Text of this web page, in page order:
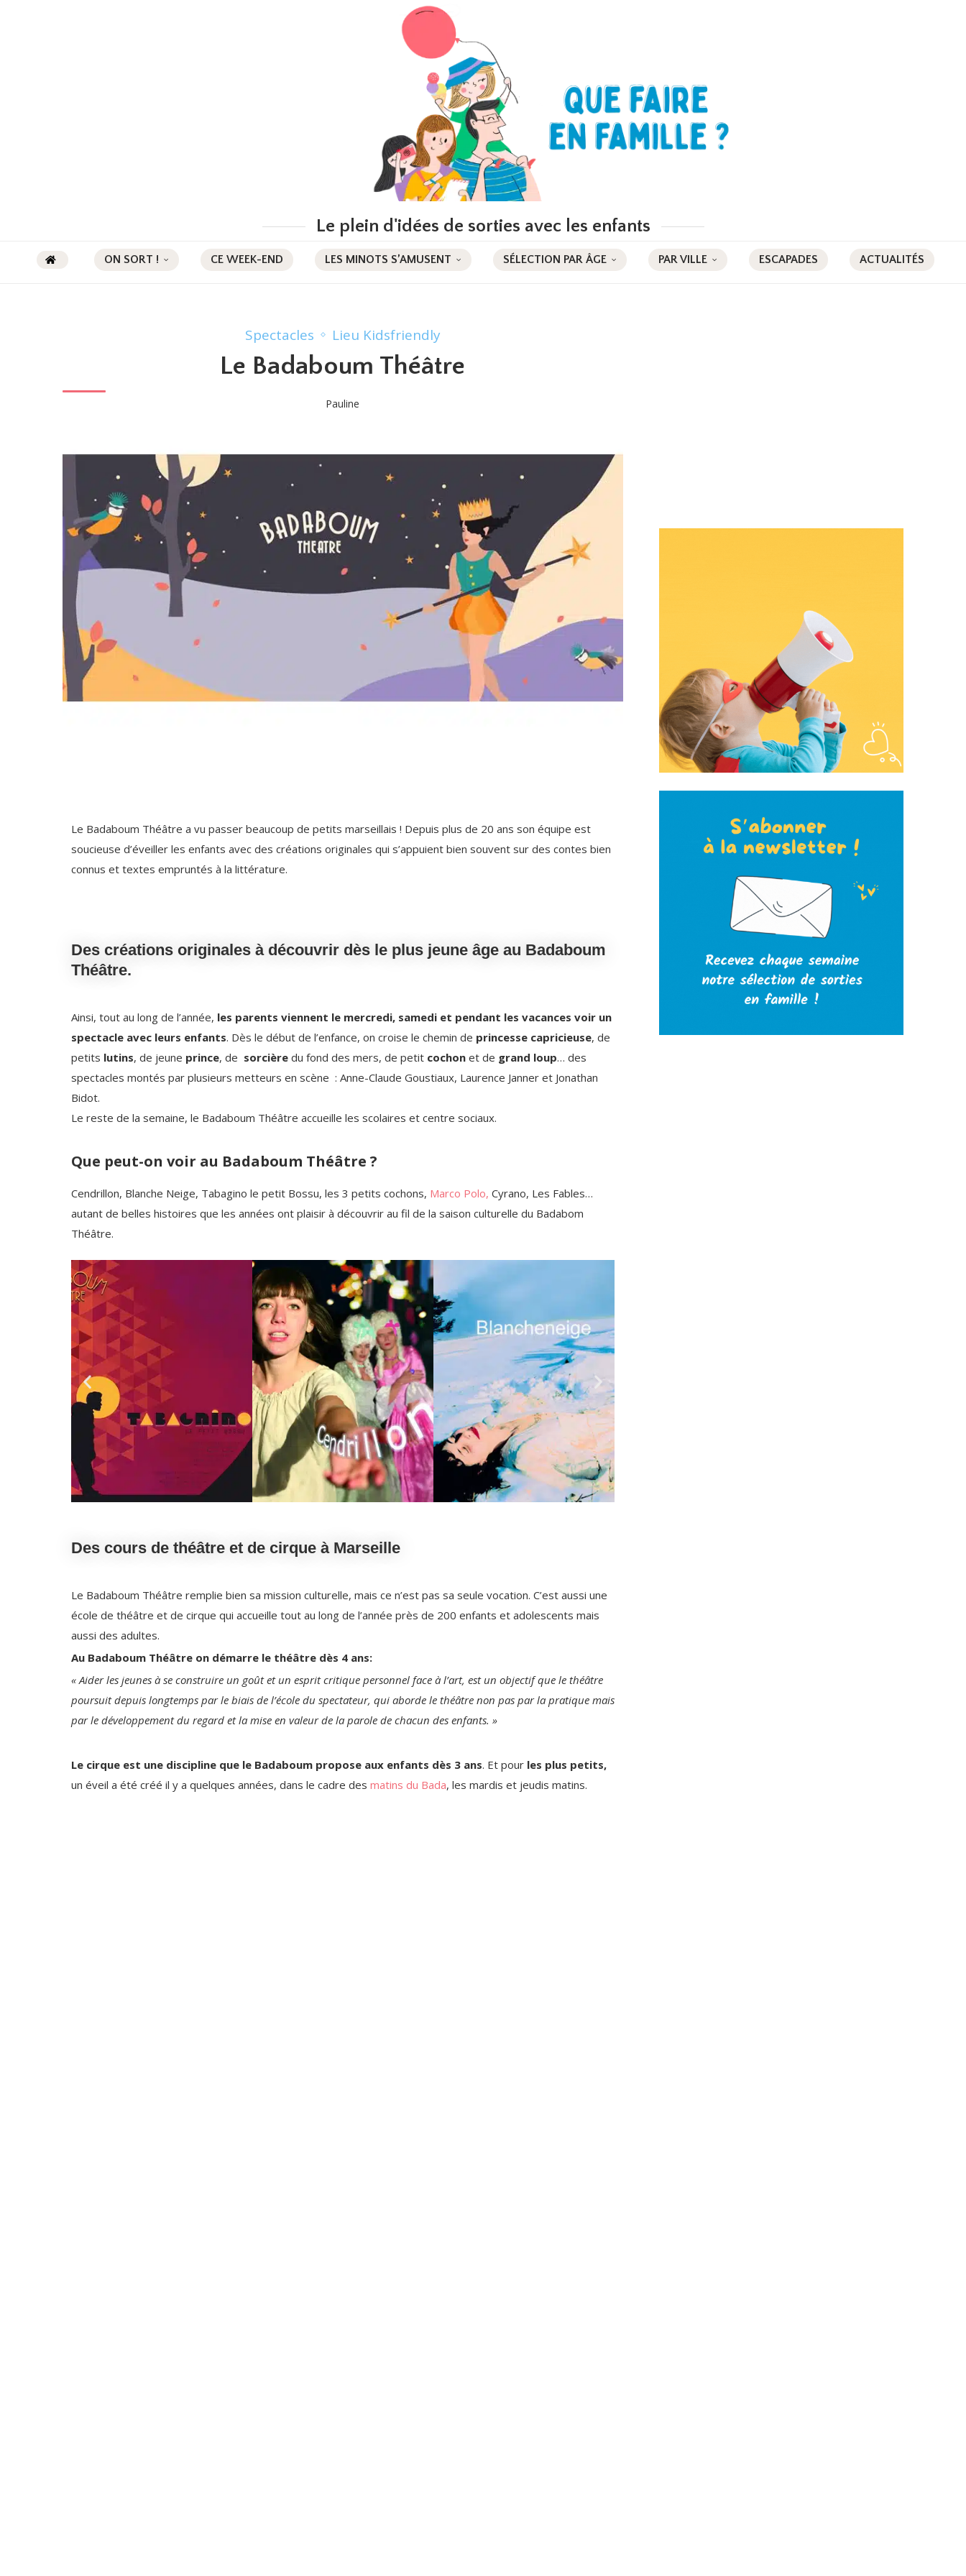
Le plein d'idées de sorties avec les enfants
ON SORT ! CE WEEK-END LES MINOTS S’AMUSENT SÉLECTION PAR ÂGE PAR VILLE ESCAPADES ACTUALITÉS
Spectacles Lieu Kidsfriendly
Le Badaboum Théâtre
Pauline
Le Badaboum Théâtre a vu passer beaucoup de petits marseillais ! Depuis plus de 20 ans son équipe est
soucieuse d’éveiller les enfants avec des créations originales qui s’appuient bien souvent sur des contes bien
connus et textes empruntés à la littérature.
Des créations originales à découvrir dès le plus jeune âge au Badaboum
Théâtre.
Ainsi, tout au long de l’année, les parents viennent le mercredi, samedi et pendant les vacances voir un
spectacle avec leurs enfants. Dès le début de l’enfance, on croise le chemin de princesse capricieuse, de
petits lutins, de jeune prince, de sorcière du fond des mers, de petit cochon et de grand loup… des
spectacles montés par plusieurs metteurs en scène : Anne-Claude Goustiaux, Laurence Janner et Jonathan
Bidot.
Le reste de la semaine, le Badaboum Théâtre accueille les scolaires et centre sociaux.
Que peut-on voir au Badaboum Théâtre ?
Cendrillon, Blanche Neige, Tabagino le petit Bossu, les 3 petits cochons, Marco Polo, Cyrano, Les Fables…
autant de belles histoires que les années ont plaisir à découvrir au fil de la saison culturelle du Badabom
Théâtre.
Des cours de théâtre et de cirque à Marseille
Le Badaboum Théâtre remplie bien sa mission culturelle, mais ce n’est pas sa seule vocation. C’est aussi une
école de théâtre et de cirque qui accueille tout au long de l’année près de 200 enfants et adolescents mais
aussi des adultes.
Au Badaboum Théâtre on démarre le théâtre dès 4 ans:
« Aider les jeunes à se construire un goût et un esprit critique personnel face à l’art, est un objectif que le théâtre
poursuit depuis longtemps par le biais de l’école du spectateur, qui aborde le théâtre non pas par la pratique mais
par le développement du regard et la mise en valeur de la parole de chacun des enfants. »
Le cirque est une discipline que le Badaboum propose aux enfants dès 3 ans. Et pour les plus petits,
un éveil a été créé il y a quelques années, dans le cadre des matins du Bada, les mardis et jeudis matins.